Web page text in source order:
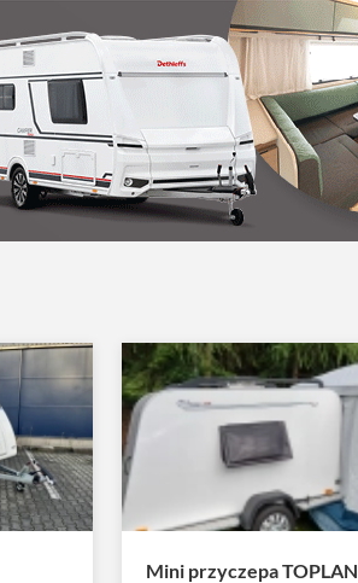
Mini przyczepa TOPLAN